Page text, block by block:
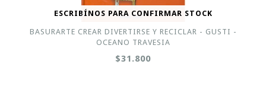
ESCRIBÍNOS PARA CONFIRMAR STOCK
BASURARTE CREAR DIVERTIRSE Y RECICLAR - GUSTI -
OCEANO TRAVESIA
$31.800